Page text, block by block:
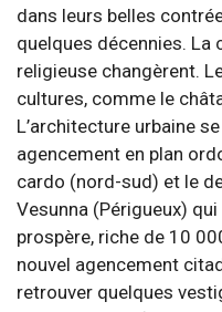
dans leurs belles
quelques décennies. La
religieuse changèrent.
cultures, comme le
L’architecture urbaine
agencement en plan
cardo (nord-sud) et le
Vesunna (Périgueux)
prospère, riche de 10
nouvel agencement
retrouver quelques